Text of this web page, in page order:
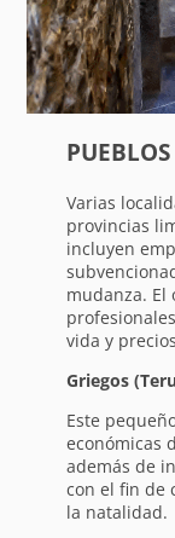
Varias
provincias
incluyen
mudanza. El
vida y
Griegos
Este
económicas
además de
con el fin de
la natalidad.